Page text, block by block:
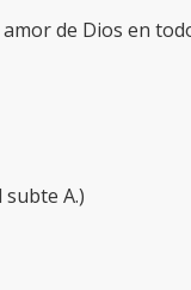
de Dios en
subte A.)